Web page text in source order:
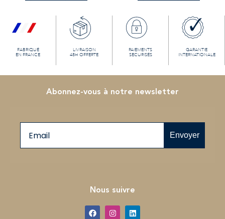
FABRIQUÉ
EN FRANCE
LIVRAISON
48H OFFERTE
PAIEMENTS
SECURISÉS
GARANTIE
INTERNATIONALE
Abonnez-vous à notre newsletter
Envoyer
Nous suivre